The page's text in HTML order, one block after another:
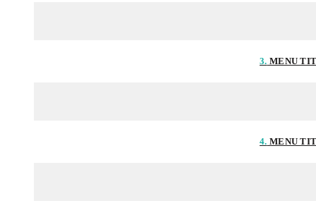
3. MENU
4. MENU